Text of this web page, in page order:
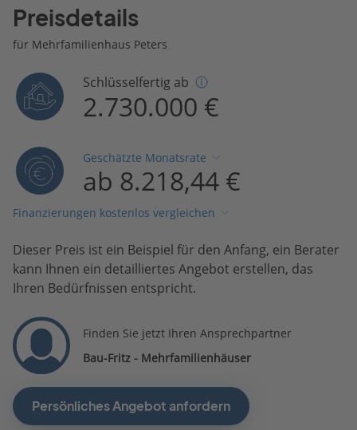
Preisdetails
für Mehrfamilienhaus Peters
Schlüsselfertig ab
2.730.000 €
Geschätzte Monatsrate
ab 8.218,44 €
Finanzierungen kostenlos vergleichen
Dieser Preis ist ein Beispiel für den Anfang, ein Berater
kann Ihnen ein detailliertes Angebot erstellen, das
Ihren Bedürfnissen entspricht.
Finden Sie jetzt Ihren Ansprechpartner
Bau-Fritz - Mehrfamilienhäuser
Persönliches Angebot anfordern